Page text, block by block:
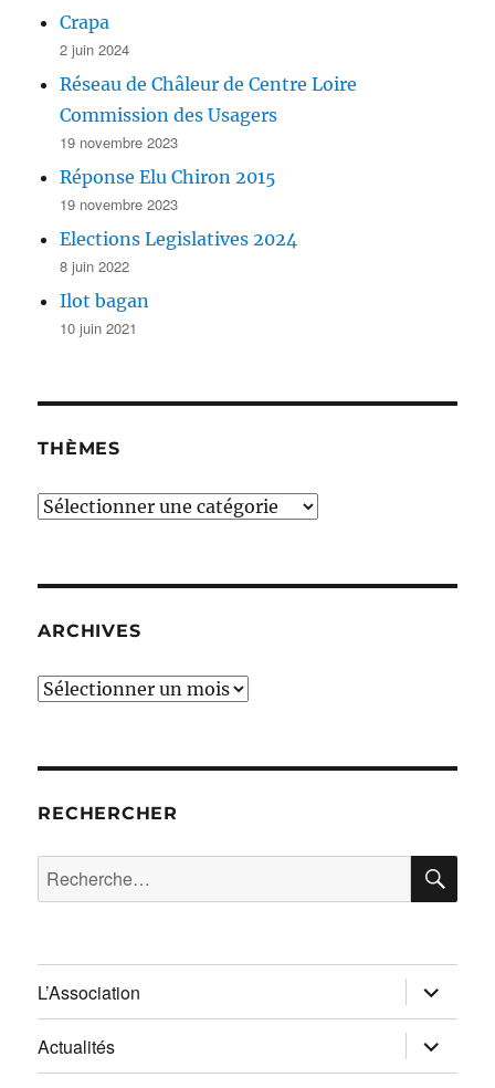
Crapa
2 juin 2024
Réseau de Châleur de Centre Loire
Commission des Usagers
19 novembre 2023
Réponse Elu Chiron 2015
19 novembre 2023
Elections Legislatives 2024
8 juin 2022
Ilot bagan
10 juin 2021
THÈMES
Thèmes
ARCHIVES
Archives
RECHERCHER
Recherche
pour :
L’Association
ouvrir
le
sous-
menu
Actualités
ouvrir
le
sous-